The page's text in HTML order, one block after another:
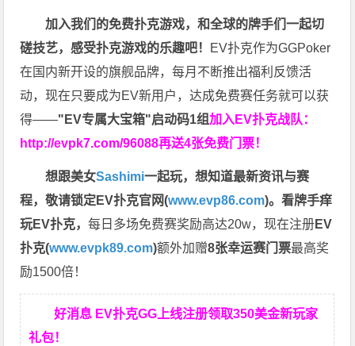
加入我们的免费扑克游戏，和全球的牌手们一起切
磋技艺，感受扑克游戏的乐趣吧！ EV扑克作为GGPoker
在国内新开设的旗舰品牌，每月不断推出福利反馈活
动，现在只要成为EV新用户，达成免费赛任务就可以获
得——"EV专属大宝箱"启动码1组加入EV扑克战队：
http://evpk7.com/96088再送4张免费门票！
想跟美女Sashimi一起玩，想知道最新资讯与赛
程，敬请锁定EV扑克官网(www.evp86.com)。看牌手痒
玩EV扑克，每日多场免费赛奖励高达20w，现在注册EV
扑克(www.evpk89.com)额外加赠8张幸运赛门票最高奖
励1500倍！
好消息 EV扑克GG上线注册领取350美金新玩家
礼包！